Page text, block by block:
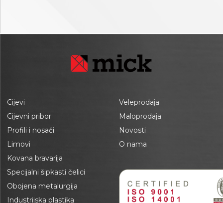
Cijevi
Cijevni pribor
Profili i nosači
Limovi
Kovana bravarija
Specijalni šipkasti čelici
Obojena metalurgija
Industrijska plastika
Veleprodaja
Maloprodaja
Novosti
O nama